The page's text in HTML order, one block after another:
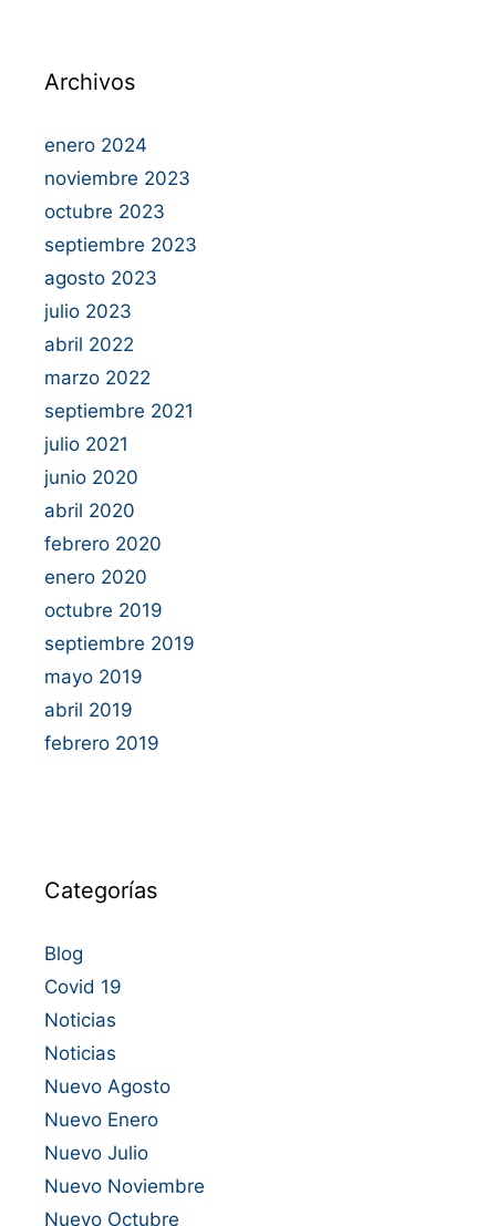
Archivos
enero 2024
noviembre 2023
octubre 2023
septiembre 2023
agosto 2023
julio 2023
abril 2022
marzo 2022
septiembre 2021
julio 2021
junio 2020
abril 2020
febrero 2020
enero 2020
octubre 2019
septiembre 2019
mayo 2019
abril 2019
febrero 2019
Categorías
Blog
Covid 19
Noticias
Noticias
Nuevo Agosto
Nuevo Enero
Nuevo Julio
Nuevo Noviembre
Nuevo Octubre